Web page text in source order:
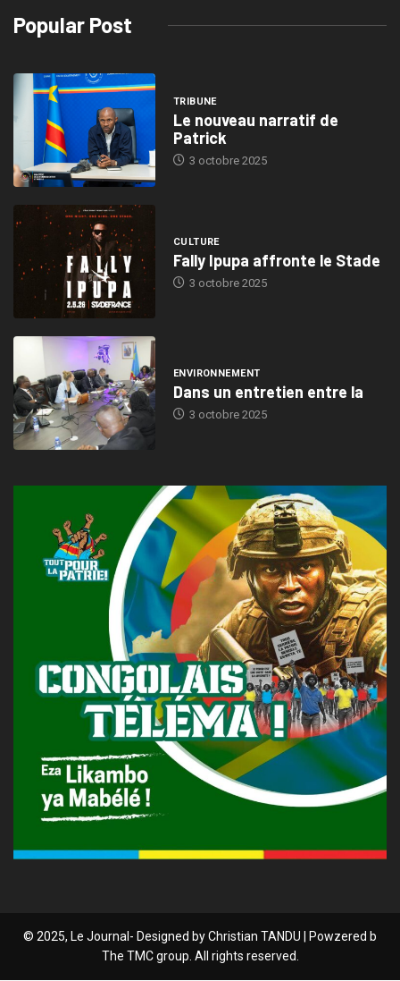
Popular Post
TRIBUNE
Le nouveau narratif de
Patrick
3 octobre 2025
CULTURE
Fally Ipupa affronte le Stade
3 octobre 2025
ENVIRONNEMENT
Dans un entretien entre la
3 octobre 2025
© 2025, Le Journal- Designed by Christian TANDU | Powzered b
The TMC group. All rights reserved.